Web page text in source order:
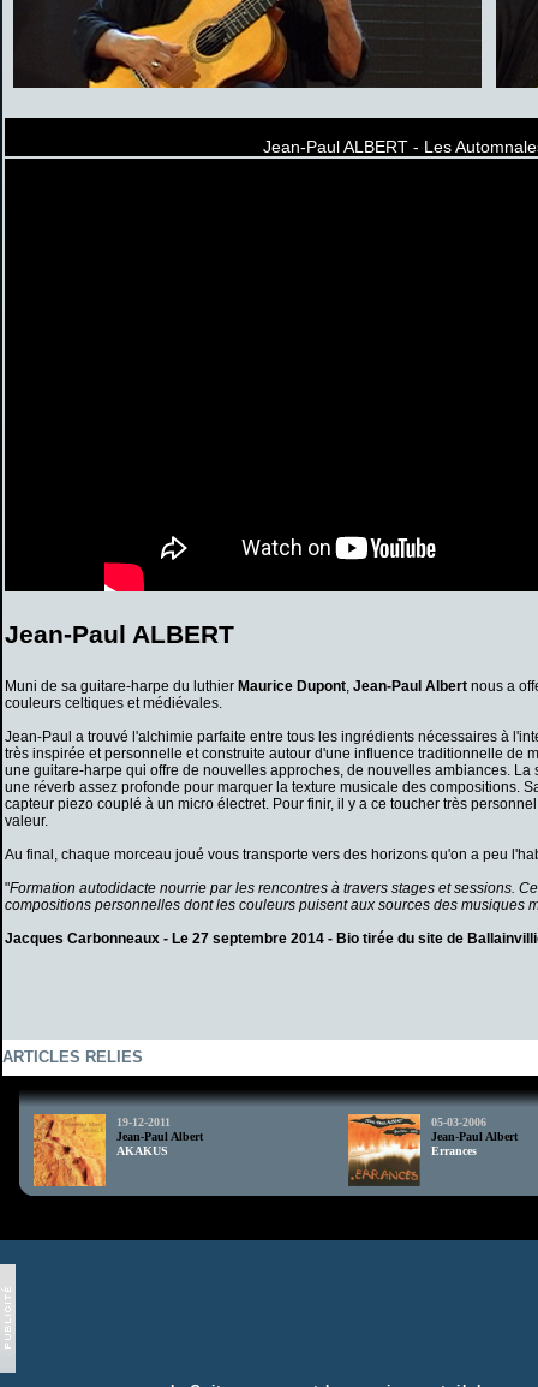
Jean-Paul ALBERT - Les
Jean-Paul ALBERT
Muni de sa guitare-harpe du luthier Maurice Dupont, Jean-Paul Albert nous a
couleurs celtiques et médiévales.
Jean-Paul a trouvé l'alchimie parfaite entre tous les ingrédients nécessaires à
très inspirée et personnelle et construite autour d'une influence traditionnelle de
une guitare-harpe qui offre de nouvelles approches, de nouvelles ambiances.
une réverb assez profonde pour marquer la texture musicale des compositions.
capteur piezo couplé à un micro électret. Pour finir, il y a ce toucher très
valeur.
Au final, chaque morceau joué vous transporte vers des horizons qu'on a peu
"Formation autodidacte nourrie par les rencontres à travers stages et sessions.
compositions personnelles dont les couleurs puisent aux sources des musiques
Jacques Carbonneaux - Le 27 septembre 2014 - Bio tirée du site de
ARTICLES RELIES
19-12-2011
Jean-Paul Albert
AKAKUS
05-03-2006
Jean-Paul Albert
Errances